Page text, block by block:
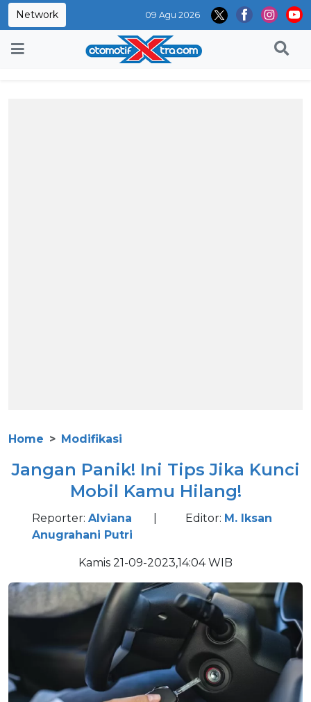
Network 09 Agu 2026
Home Modifikasi
Jangan Panik! Ini Tips Jika Kunci
Mobil Kamu Hilang!
Reporter: Alviana
Anugrahani Putri
Editor: M. Iksan
Kamis 21-09-2023,14:04 WIB